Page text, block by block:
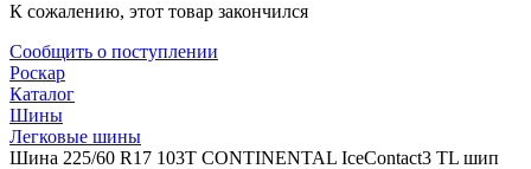
К сожалению, этот товар закончился
Сообщить о поступлении
Роскар
Каталог
Шины
Легковые шины
Шина 225/60 R17 103T CONTINENTAL IceContact3 TL шип